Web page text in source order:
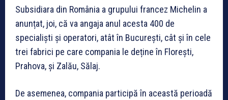
Subsidiara din România a grupului francez Michelin a
anunțat, joi, că va angaja anul acesta 400 de
specialiști și operatori, atât în București, cât și în cele
trei fabrici pe care compania le deține în Florești,
Prahova, și Zalău, Sălaj.
De asemenea, compania participă în această perioadă